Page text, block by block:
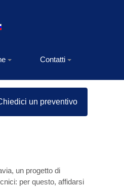
lingua
Contatti
un preventivo
un progetto di
per questo, affidarsi